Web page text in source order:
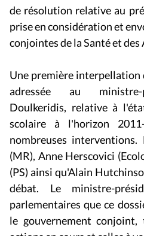
prise en considération et
conjointes de la Santé et
adressée au ministre-
Doulkeridis, relative à
scolaire à l'horizon
nombreuses interventions.
(MR), Anne Herscovici
(PS) ainsi qu'Alain
débat. Le ministre-
parlementaires que ce
le gouvernement
actions en cours et celles à